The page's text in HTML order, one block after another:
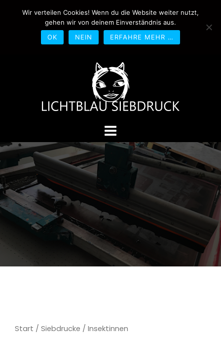
0170-4800361
drucken@lichtblau-
siebdruck.de
Schwedlerstraße 1 - 5 60314
Frankfurt
Start / Siebdrucke / Insektinnen
Wir verteilen Cookies! Wenn du die Website weiter nutzt,
gehen wir von deinem Einverständnis aus.
OK
NEIN ERFAHRE MEHR …